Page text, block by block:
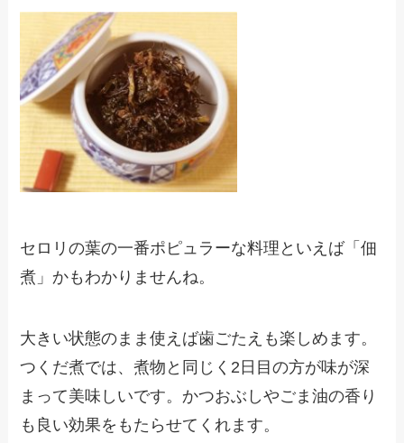
セロリの葉の一番ポピュラーな料理といえば「佃
煮」かもわかりませんね。
大きい状態のまま使えば歯ごたえも楽しめます。
つくだ煮では、煮物と同じく2日目の方が味が深
まって美味しいです。かつおぶしやごま油の香り
も良い効果をもたらせてくれます。